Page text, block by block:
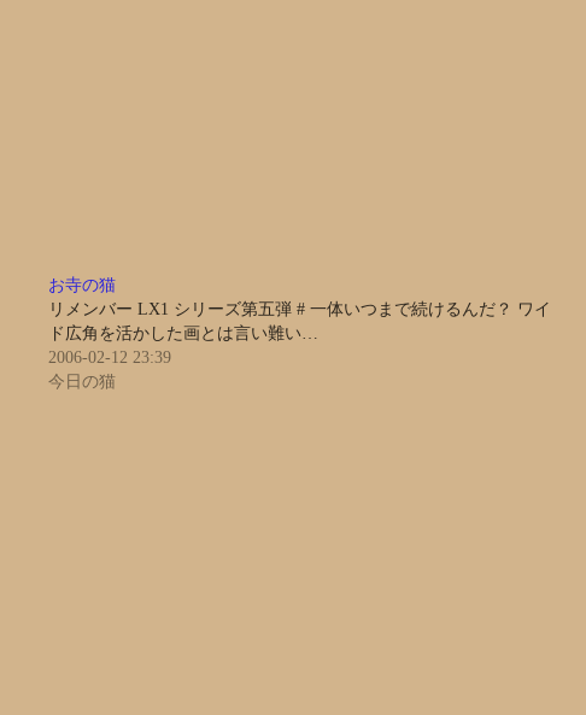
お寺の猫
リメンバー LX1 シリーズ第五弾 # 一体いつまで続けるんだ？ ワイ
ド広角を活かした画とは言い難い…
2006-02-12 23:39
今日の猫